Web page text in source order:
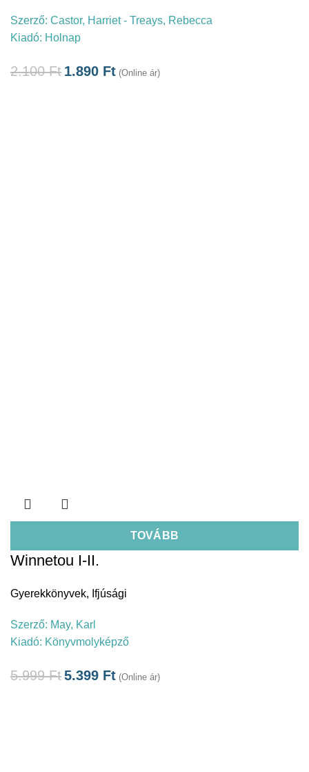
Szerző: Castor, Harriet - Treays, Rebecca
Kiadó: Holnap
2.100Ft 1.890 Ft (Online ár)
TOVÁBB
Winnetou I-II.
Gyerekkönyvek, Ifjúsági
Szerző: May, Karl
Kiadó: Könyvmolyképző
5.999Ft5.399 Ft (Online ár)